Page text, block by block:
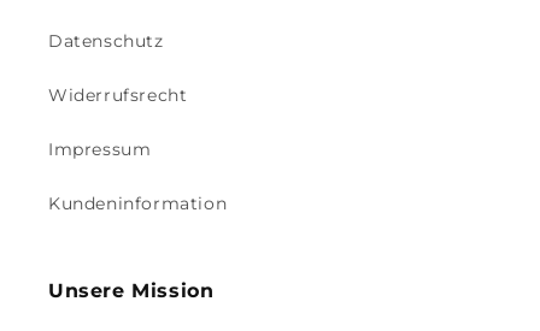
Datenschutz
Widerrufsrecht
Impressum
Kundeninformation
Unsere Mission